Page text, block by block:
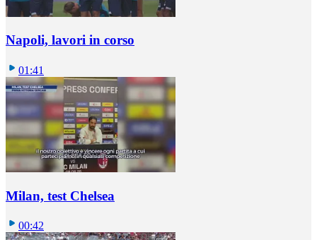
Napoli, lavori in corso
01:41
Milan, test Chelsea
00:42